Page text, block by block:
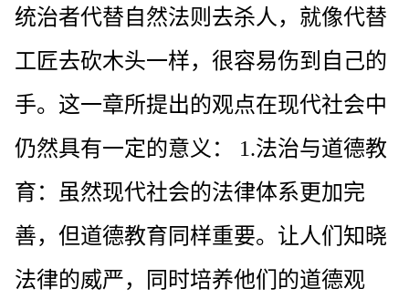
统治者代替自然法则去杀人，就像代替
工匠去砍木头一样，很容易伤到自己的
手。这一章所提出的观点在现代社会中
仍然具有一定的意义： 1.法治与道德教
育：虽然现代社会的法律体系更加完
善，但道德教育同样重要。让人们知晓
法律的威严，同时培养他们的道德观